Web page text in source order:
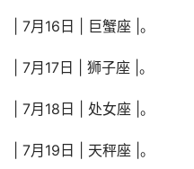
| 7月16日 | 巨蟹座 |。
| 7月17日 | 狮子座 |。
| 7月18日 | 处女座 |。
| 7月19日 | 天秤座 |。